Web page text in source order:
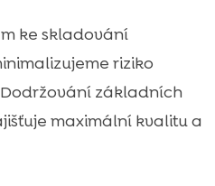
ke skladování
riziko
základních
maximální kvalitu a